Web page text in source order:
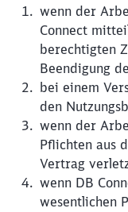
wenn der
Connect
berechtigten
Beendigung
bei einem
den
wenn der
Pflichten aus
Vertrag
wenn DB
wesentlichen